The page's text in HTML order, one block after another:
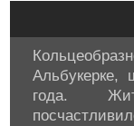
Альбукерке,
года.